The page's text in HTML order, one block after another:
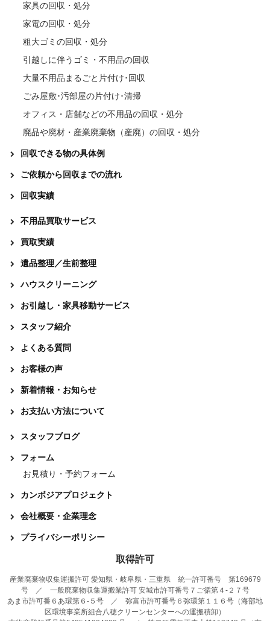
家具の回収・処分
家電の回収・処分
粗大ゴミの回収・処分
引越しに伴うゴミ・不用品の回収
大量不用品まるごと片付け･回収
ごみ屋敷･汚部屋の片付け･清掃
オフィス・店舗などの不用品の回収・処分
廃品や廃材・産業廃棄物（産廃）の回収・処分
回収できる物の具体例
ご依頼から回収までの流れ
回収実績
不用品買取サービス
買取実績
遺品整理／生前整理
ハウスクリーニング
お引越し・家具移動サービス
スタッフ紹介
よくある質問
お客様の声
新着情報・お知らせ
お支払い方法について
スタッフブログ
フォーム
お見積り・予約フォーム
カンボジアプロジェクト
会社概要・企業理念
プライバシーポリシー
取得許可
産業廃棄物収集運搬許可 愛知県・岐阜県・三重県 統一許可番号 第169679
号 ／ 一般廃棄物収集運搬業許可 安城市許可番号７ご循第４-２７号
あま市許可番６あ環第６-５号 ／ 弥富市許可番号６弥環第１１６号（海部地
区環境事業所組合八穂クリーンセンターへの運搬積卸）